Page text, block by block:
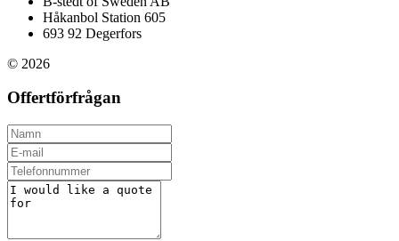
Håkanbol Station 605
693 92 Degerfors
© 2026
Offertförfrågan